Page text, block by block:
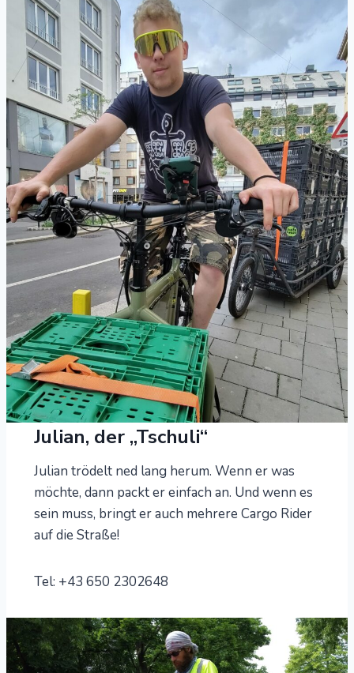
Julian, der „Tschuli“
Julian trödelt ned lang herum. Wenn er was
möchte, dann packt er einfach an. Und wenn es
sein muss, bringt er auch mehrere Cargo Rider
auf die Straße!
Tel: +43 650 2302648